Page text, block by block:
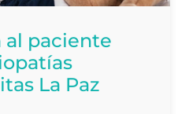
paciente
La Paz